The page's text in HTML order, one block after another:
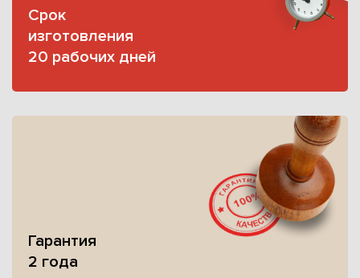
Срок
изготовления
20 рабочих дней
Гарантия
2 года